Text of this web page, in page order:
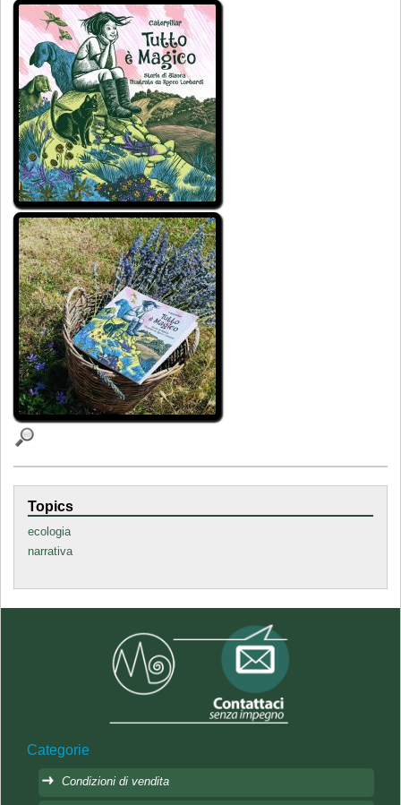
Topics
ecologia
narrativa
Categorie
Condizioni di vendita